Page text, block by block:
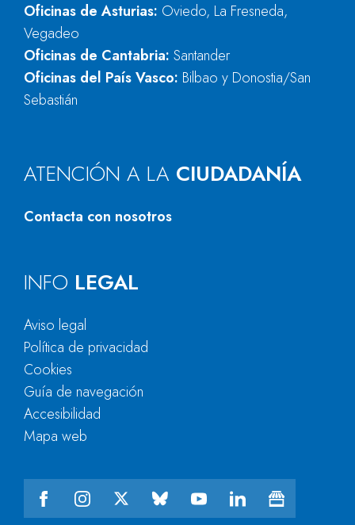
Oficinas de Asturias: Oviedo, La Fresneda,
Vegadeo
Oficinas de Cantabria: Santander
Oficinas del País Vasco: Bilbao y Donostia/San
Sebastián
ATENCIÓN A LA CIUDADANÍA
Contacta con nosotros
INFO LEGAL
Aviso legal
Política de privacidad
Cookies
Guía de navegación
Accesibilidad
Mapa web